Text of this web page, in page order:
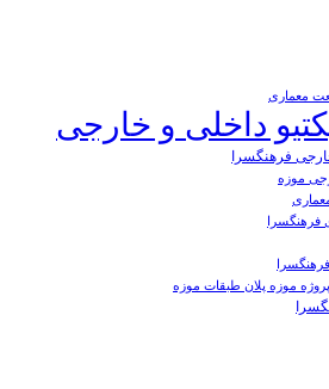
معماری
داخلی و خارجی
فرهنگسرا
موزه
فرهنگسرا
پروژه موزه پلان طبقات موزه